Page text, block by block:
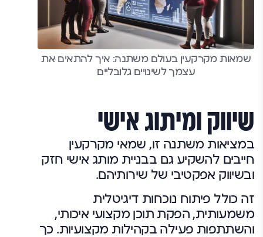
שמאות מקרקעין בעולם משתנה: איך להתאים את
עצמך לשינויים גלובליים
שיווק ומיתוג אישי
במציאות משתנה זו, שמאי מקרקעין
חייבים להשקיע גם בבניית מותג אישי חזק
ובשיווק אפקטיבי של שירותיהם.
זה כולל פיתוח נוכחות דיגיטלית
משמעותית, הפקת תוכן מקצועי איכותי,
והשתתפות פעילה בקהילות מקצועיות. כך